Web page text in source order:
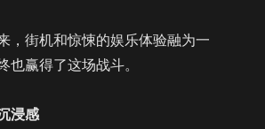
，街机和惊悚的娱乐体验融为一
也赢得了这场战斗。
浸感